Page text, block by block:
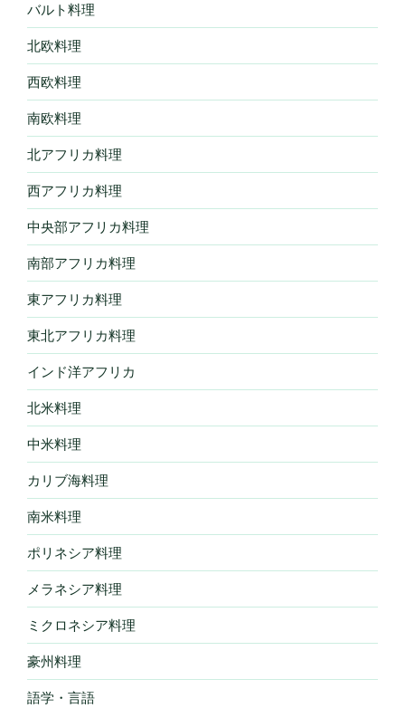
バルト料理
北欧料理
西欧料理
南欧料理
北アフリカ料理
西アフリカ料理
中央部アフリカ料理
南部アフリカ料理
東アフリカ料理
東北アフリカ料理
インド洋アフリカ
北米料理
中米料理
カリブ海料理
南米料理
ポリネシア料理
メラネシア料理
ミクロネシア料理
豪州料理
語学・言語